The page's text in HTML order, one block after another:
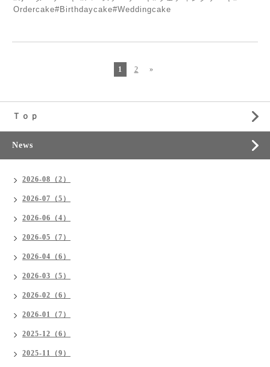
Ordercake#Birthdaycake#Weddingcake
1 2 »
Ｔｏｐ
News
2026-08（2）
2026-07（5）
2026-06（4）
2026-05（7）
2026-04（6）
2026-03（5）
2026-02（6）
2026-01（7）
2025-12（6）
2025-11（9）